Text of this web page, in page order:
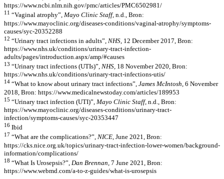
https://www.ncbi.nlm.nih.gov/pmc/articles/PMC6502981/
11 “Vaginal atrophy”, Mayo Clinic Staff, n.d., Bron:
https://www.mayoclinic.org/diseases-conditions/vaginal-atrophy/symptoms-
causes/syc-20352288
12 “Urinary tract infections in adults”, NHS, 12 December 2017, Bron:
https://www.nhs.uk/conditions/urinary-tract-infection-
adults/pages/introduction.aspx/amp/#causes
13 “Urinary tract infections (UTIs)”, NHS, 18 November 2020, Bron:
https://www.nhs.uk/conditions/urinary-tract-infections-utis/
14 “What to know about urinary tract infections”, James McIntosh, 6 November
2018, Bron: https://www.medicalnewstoday.com/articles/189953
15 “Urinary tract infection (UTI)”, Mayo Clinic Staff, n.d., Bron:
https://www.mayoclinic.org/diseases-conditions/urinary-tract-
infection/symptoms-causes/syc-20353447
16 Ibid
17 “What are the complications?”, NICE, June 2021, Bron:
https://cks.nice.org.uk/topics/urinary-tract-infection-lower-women/background-
information/complications/
18 “What Is Urosepsis?”, Dan Brennan, 7 June 2021, Bron:
https://www.webmd.com/a-to-z-guides/what-is-urosepsis